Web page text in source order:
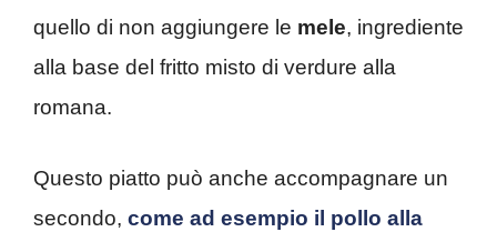
quello di non aggiungere le mele, ingrediente
alla base del fritto misto di verdure alla
romana.
Questo piatto può anche accompagnare un
secondo, come ad esempio il pollo alla